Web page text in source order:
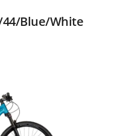
44/Blue/White